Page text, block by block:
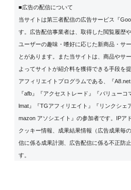
■広告の配信について
当サイトは第三者配信の広告サービス『
す。広告配信事業者は、取得した閲覧履歴
ユーザーの趣味・嗜好に応じた新商品・サ
とがあります。また当サイトは、商品やサ
よってサイトが紹介料を獲得できる手段を
アフィリエイトプログラムである、『
『afb』『アクセストレード』『バリュー
lmat』『TGアフィリエイト』『リンクシェ
mazon アソシエイト』の参加者です。IPア
クッキー情報、成果結果情報（広告成果毎
信に係る成果計測、広告配信に係る不正防
す。